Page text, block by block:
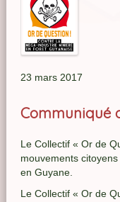
23 mars 2017
Communiqué
Le Collectif « Or de
mouvements
en Guyane.
Le Collectif « Or de